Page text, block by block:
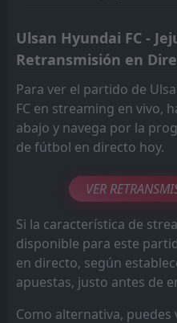
Ulsan Hyundai FC -
Retransmisión en
Para ver el partido de
FC en streaming en vivo,
abajo y navega por la
de fútbol en directo hoy.
VER
Si la característica de
disponible para este
en directo, según
apuestas, justo antes de
Como alternativa,